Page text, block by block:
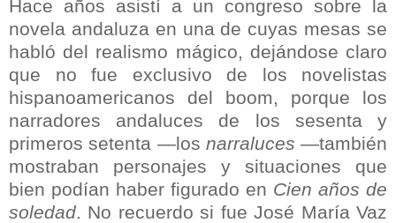
Hace años asistí a un congreso sobre la
novela andaluza en una de cuyas mesas se
habló del realismo mágico, dejándose claro
que no fue exclusivo de los novelistas
hispanoamericanos del boom, porque los
narradores andaluces de los sesenta y
primeros setenta —los narraluces —también
mostraban personajes y situaciones que
bien podían haber figurado en Cien años de
soledad. No recuerdo si fue José María Vaz